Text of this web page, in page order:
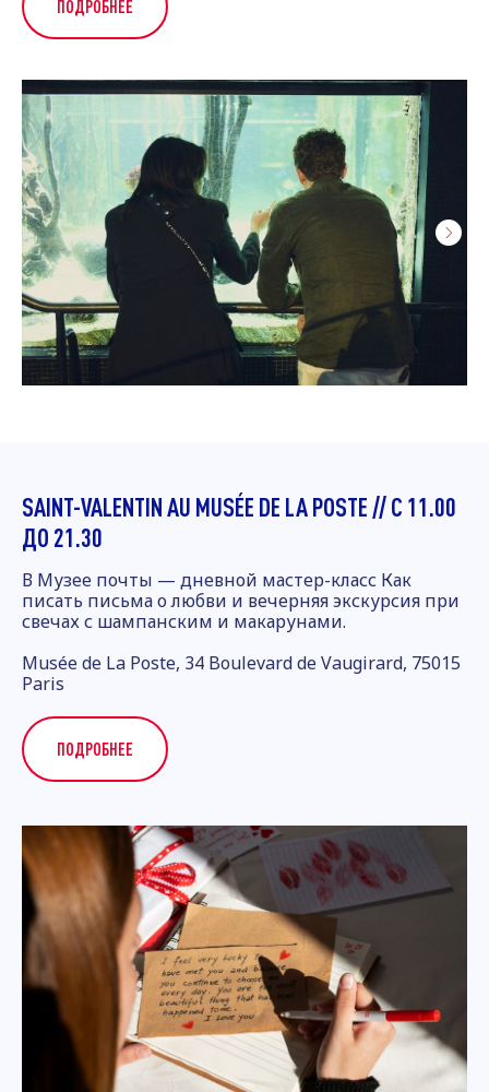
ПОДРОБНЕЕ
SAINT-VALENTIN AU MUSÉE DE LA POSTE // С 11.00
ДО 21.30
В Музее почты — дневной мастер-класс Как
писать письма о любви и вечерняя экскурсия при
свечах с шампанским и макарунами.
Musée de La Poste, 34 Boulevard de Vaugirard, 75015
Paris
ПОДРОБНЕЕ